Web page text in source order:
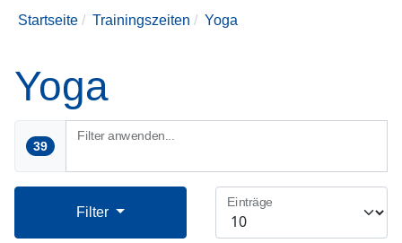
Startseite Trainingszeiten Yoga
Yoga
39
Filter anwenden...
Filter
Einträge